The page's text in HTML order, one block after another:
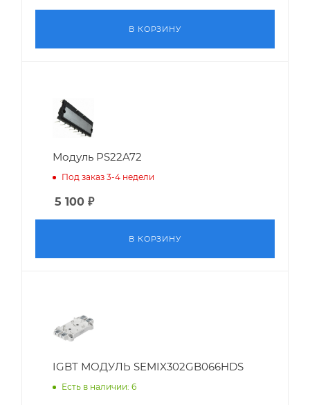
В КОРЗИНУ
Модуль PS22A72
Под заказ 3-4 недели
5 100 ₽
В КОРЗИНУ
IGBT МОДУЛЬ SEMIX302GB066HDS
Есть в наличии: 6